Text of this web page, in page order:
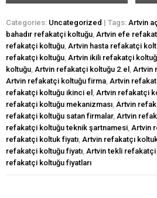
Categories: Uncategorized | Tags: Artvin
bahadır refakatçi koltuğu Artvin efe
refakatçi koltuğu Artvin hasta refakatçi
refakatçi koltuğu Artvin ikili refakatçi
koltuğu Artvin refakatçi koltuğu 2.el Artvin
Artvin refakatçi koltuğu firma Artvin
refakatçi koltuğu ikinci el
Artvin refakatçi
refakatçi koltuğu mekanizması Artvin
refakatçi koltuğu satan firmalar, Artvin
refakatçi koltuğu teknik şartnamesi Artvin
refakatçi koltuk fiyatı Artvin refakatçı
refakatçi koltuğu fiyatı Artvin tekli refakatçi
refakatçi koltuğu fiyatları